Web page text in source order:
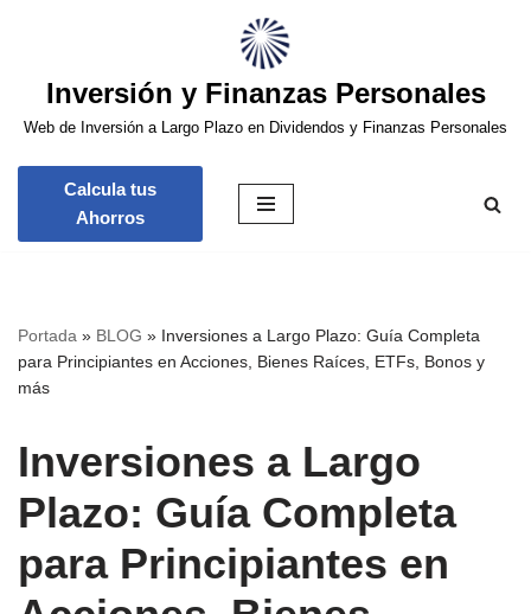
contenido
Inversión y Finanzas Personales
Web de Inversión a Largo Plazo en Dividendos y Finanzas Personales
Calcula tus
Ahorros
Portada » BLOG » Inversiones a Largo Plazo: Guía Completa
para Principiantes en Acciones, Bienes Raíces, ETFs, Bonos y
más
Inversiones a Largo
Plazo: Guía Completa
para Principiantes en